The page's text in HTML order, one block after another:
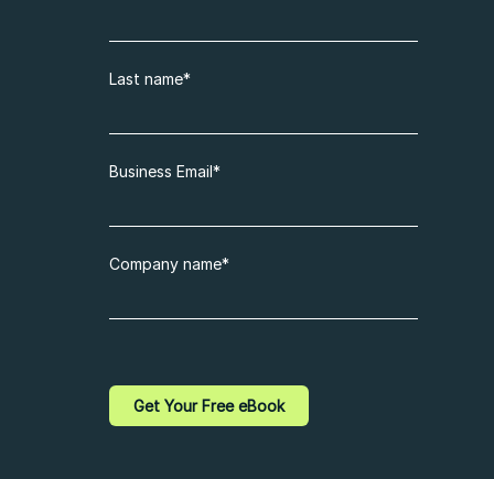
Last name*
Business Email*
Company name*